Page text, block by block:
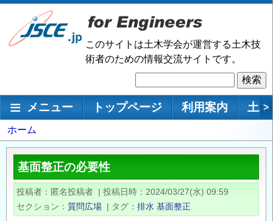
メ
ン
移
このサイトは土木学会が運営する土木技
術者のための情報交流サイトです。
索
メインナビゲーション
メニュー トップページ 利用案内 土 >
パ
ン
く
ず
ホーム
基面整正の必要性
投稿者 匿名投稿者 | 投稿日時
2024/03/27(水) 09:59
セクション
質問広場 | タグ 排水 基面整正